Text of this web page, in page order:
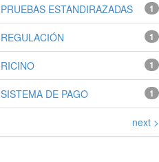
1
PRUEBAS ESTANDIRAZADAS
1
REGULACIÓN
1
RICINO
1
SISTEMA DE PAGO
next >